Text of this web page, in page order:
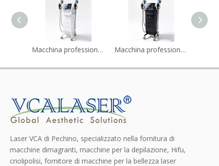
Macchina professionale per la tonificazione muscolare e il rassodamento del corpo EMS Macchina professionale per la stimolazione muscolare del pavimento pelvico
Laser VCA di Pechino, specializzato nella fornitura di
macchine dimagranti, macchine per la depilazione, Hifu,
criolipolisi, fornitore di macchine per la bellezza laser